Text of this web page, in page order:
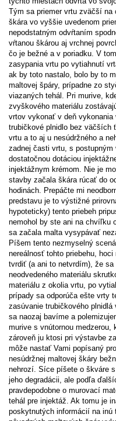
Tým sa priemer vrtu zväčší na
škára vo vyššie uvedenom
nepodstatným odvŕtaním
vŕtanou škárou aj vrchnej
čo je bežné a v poriadku. V
zasypania vrtu po vytiahnutí
ak by toto nastalo, bolo by to
maltovej špáry, prípadne zo
viazaných tehál. Pri murive,
zvyškového materiálu
vrtov vykonať v deň
trubičkové plnidlo bez väčších
vrtu a to aj u nesúdržného a
zadnej časti vrtu, s
dostatočnou dotáciou
injektážnym krémom. Nie je
stavby začala škára rúcať do
hodinách. Prepáčte mi
predstavu je to výstižné
hypoteticky) tento priebeh
nemohol by ste ani na chvíľku
sa začala malta vysypávať
Píšem tento nezmyselný
nereálnosť tohto priebehu,
tvrdiť (a ani to netvrdím), že
neodvedeného materiálu
materiálu z okolia vrtu, po
prípady sa odporúča ešte vrty
zasúvanie trubičkového
sa naozaj bavíme a
murive s vnútornou
zároveň ju ktosi pri výstavbe
môže nastať Vami popísaný
nesúdržnej maltovej škáry
nehrozí. Síce píšete o škváre
jeho degradácii, ale podľa
pravdepodobne o murovací
tehál pre injektáž. Ak tomu je
poskytnutých informácií na inú